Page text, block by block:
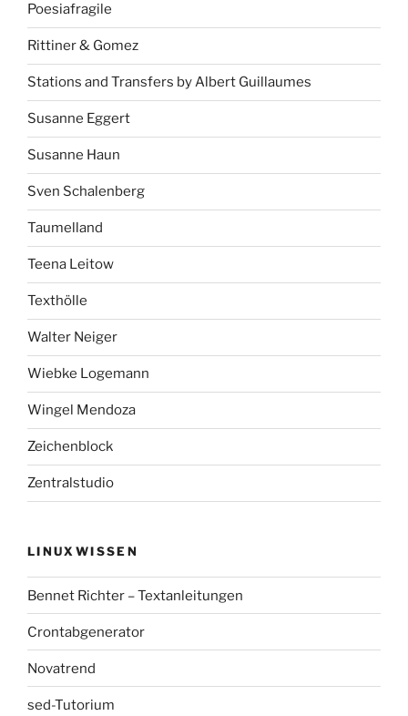
Poesiafragile
Rittiner & Gomez
Stations and Transfers by Albert Guillaumes
Susanne Eggert
Susanne Haun
Sven Schalenberg
Taumelland
Teena Leitow
Texthölle
Walter Neiger
Wiebke Logemann
Wingel Mendoza
Zeichenblock
Zentralstudio
LINUXWISSEN
Bennet Richter – Textanleitungen
Crontabgenerator
Novatrend
sed-Tutorium